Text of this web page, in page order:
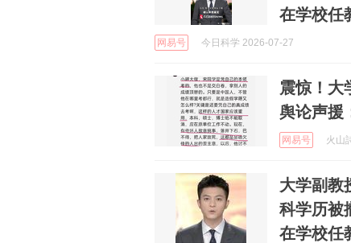
在学校任
网易号 今日科学 2026-07-27
震惊！大
舆论声援
网易号 火山
大学副教
科学历被
在学校任